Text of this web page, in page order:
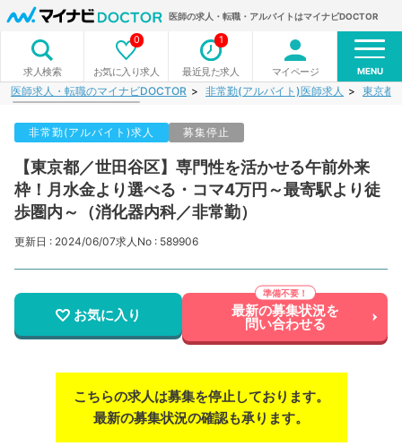
医師の求人・転職・アルバイトはマイナビDOCTOR
求人検索 お気に入り求人
0
最近見た求人
1
マイページ MENU
医師求人・転職のマイナビDOCTOR 非常勤(アルバイト)医師求人 東京都
非常勤(アルバイト)求人 募集停止
【東京都／世田谷区】専門性を活かせる午前外来
枠！月水金より選べる・コマ4万円～最寄駅より徒
歩圏内～（消化器内科／非常勤）
更新日 : 2024/06/07求人No : 589906
お気に入り 最新の募集状況を
問い合わせる
こちらの求人は募集を停止しております。
最新の募集状況の確認も承ります。